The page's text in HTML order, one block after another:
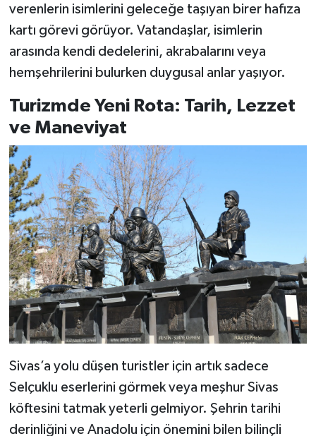
verenlerin isimlerini geleceğe taşıyan birer hafıza
kartı görevi görüyor. Vatandaşlar, isimlerin
arasında kendi dedelerini, akrabalarını veya
hemşehrilerini bulurken duygusal anlar yaşıyor.
Turizmde Yeni Rota: Tarih, Lezzet
ve Maneviyat
Sivas’a yolu düşen turistler için artık sadece
Selçuklu eserlerini görmek veya meşhur Sivas
köftesini tatmak yeterli gelmiyor. Şehrin tarihi
derinliğini ve Anadolu için önemini bilen bilinçli